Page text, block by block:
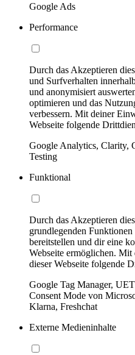
Google Ads
Performance
Durch das Akzeptieren
und Surfverhalten
und anonymisiert
optimieren und das
verbessern. Mit deiner
Webseite folgende
Google Analytics, Clarity,
Testing
Funktional
Durch das Akzeptieren
grundlegenden Funktionen
bereitstellen und dir eine
Webseite ermöglichen.
dieser Webseite folgende
Google Tag Manager,
Consent Mode von
Klarna, Freshchat
Externe Medieninhalte